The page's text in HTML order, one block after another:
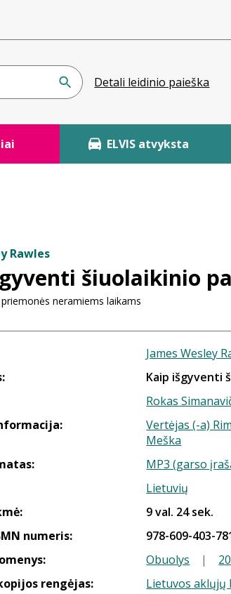
Detali leidinio paieška
ELVIS atvyksta
Rawles
šiuolaikinio
neramiems laikams
James Wesley
Kaip išgyventi
Rokas
Vertėjas (-a)
Meška
MP3 (garso
Lietuvių
9 val. 24 sek.
numeris:
978-609-403-
Obuolys |
rengėjas:
Lietuvos aklųjų